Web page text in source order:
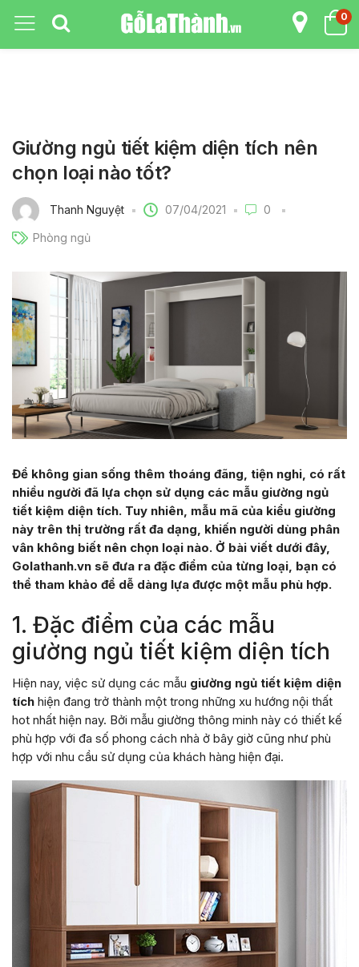
0
Giường ngủ tiết kiệm diện tích nên
chọn loại nào tốt?
Thanh Nguyệt 07/04/2021 0
Phòng ngủ
Để không gian sống thêm thoáng đãng, tiện nghi, có rất
nhiều người đã lựa chọn sử dụng các mẫu giường ngủ
tiết kiệm diện tích. Tuy nhiên, mẫu mã của kiểu giường
này trên thị trường rất đa dạng, khiến người dùng phân
vân không biết nên chọn loại nào. Ở bài viết dưới đây,
Golathanh.vn sẽ đưa ra đặc điểm của từng loại, bạn có
thể tham khảo để dễ dàng lựa được một mẫu phù hợp.
1. Đặc điểm của các mẫu
giường ngủ tiết kiệm diện tích
Hiện nay, việc sử dụng các mẫu giường ngủ tiết kiệm diện
tích hiện đang trở thành một trong những xu hướng nội thất
hot nhất hiện nay. Bởi mẫu giường thông minh này có thiết kế
phù hợp với đa số phong cách nhà ở bây giờ cũng như phù
hợp với nhu cầu sử dụng của khách hàng hiện đại.